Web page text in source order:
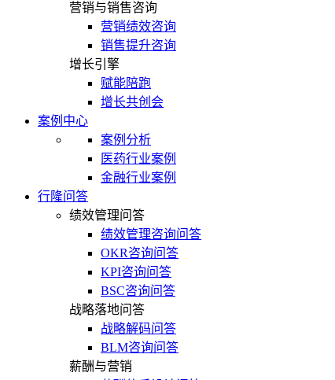
营销与销售咨询
营销绩效咨询
销售提升咨询
增长引擎
赋能陪跑
增长共创会
案例中心
案例分析
医药行业案例
金融行业案例
行隆问答
绩效管理问答
绩效管理咨询问答
OKR咨询问答
KPI咨询问答
BSC咨询问答
战略落地问答
战略解码问答
BLM咨询问答
薪酬与营销